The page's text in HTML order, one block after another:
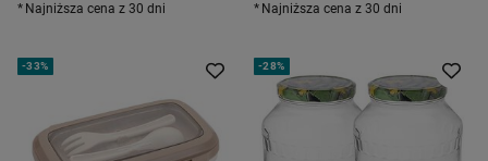
Najniższa cena z 30 dni Najniższa cena z 30 dni
-33% -28%